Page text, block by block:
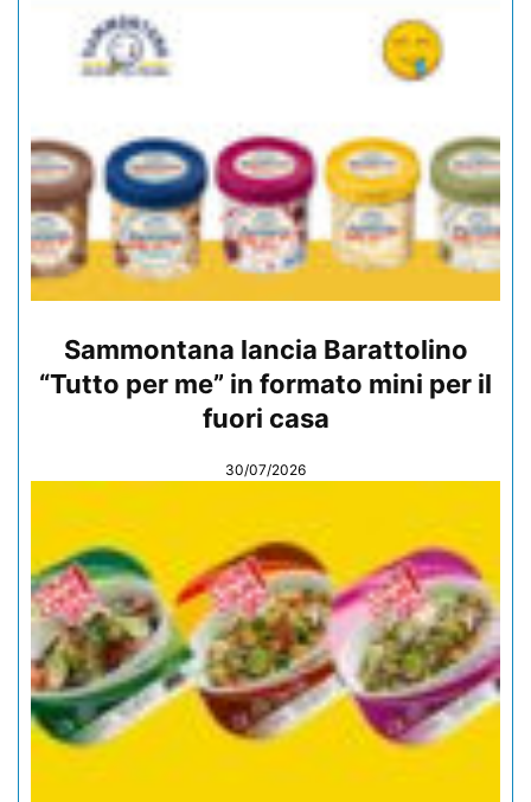
Sammontana lancia Barattolino
“Tutto per me” in formato mini per il
fuori casa
30/07/2026